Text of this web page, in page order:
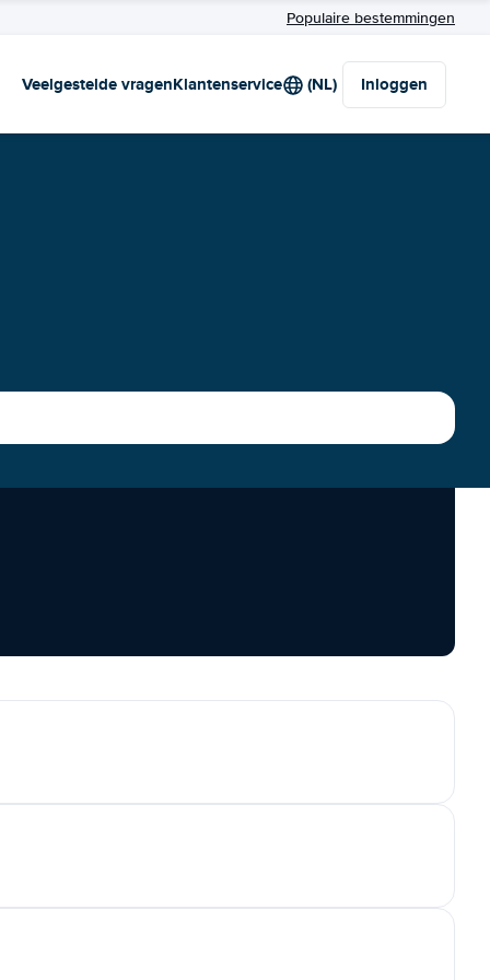
Populaire bestemmingen
Veelgestelde vragenKlantenservice (NL) Inloggen